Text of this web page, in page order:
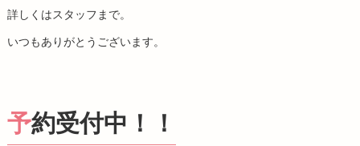
詳しくはスタッフまで。
いつもありがとうございます。
予約受付中！！